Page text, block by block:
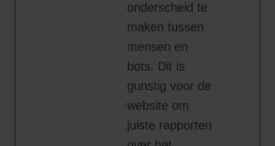
onderscheid te
maken tussen
mensen en
bots. Dit is
gunstig voor de
website om
juiste rapporten